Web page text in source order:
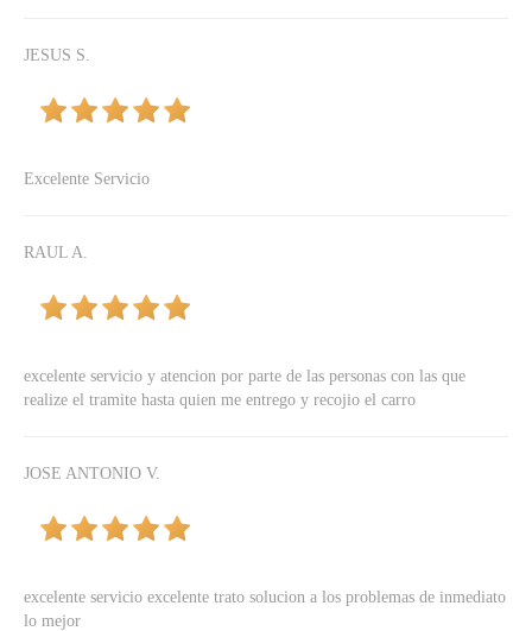
JESUS S.
Excelente Servicio
RAUL A.
excelente servicio y atencion por parte de las personas con las que
realize el tramite hasta quien me entrego y recojio el carro
JOSE ANTONIO V.
excelente servicio excelente trato solucion a los problemas de inmediato
lo mejor